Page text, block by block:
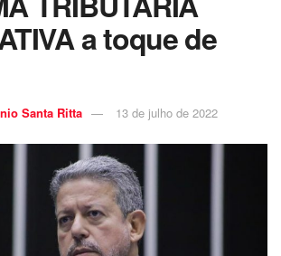
a toque de
Santa Ritta 13 de julho de 2022